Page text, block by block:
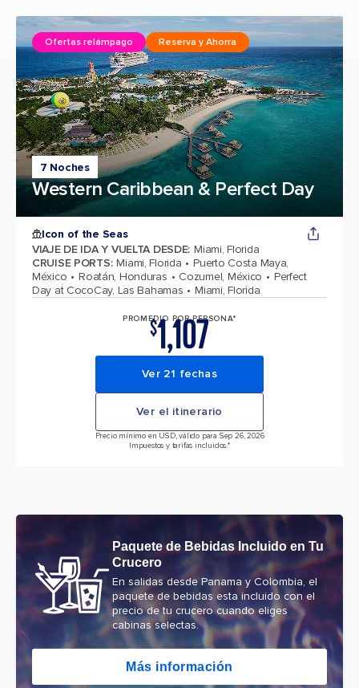
7 Noches
Western Caribbean & Perfect Day
Ofertas relámpago Reserva y Ahorra
Icon of the Seas
VIAJE DE IDA Y VUELTA DESDE: Miami, Florida
CRUISE PORTS: Miami, Florida
Puerto Costa Maya,
México
Roatán, Honduras Cozumel, México
Perfect
Day at CocoCay, Las Bahamas
Miami, Florida
PROMEDIO POR PERSONA*
$1,107
Ver 21 fechas
Ver el itinerario
Precio mínimo en USD, válido para Sep 26, 2026
Impuestos y tarifas incluidos.*
Paquete de Bebidas Incluido en Tu
Crucero
En salidas desde Panama y Colombia, el
paquete de bebidas esta incluido con el
precio de tu crucero cuando eliges
cabinas selectas.
Más información